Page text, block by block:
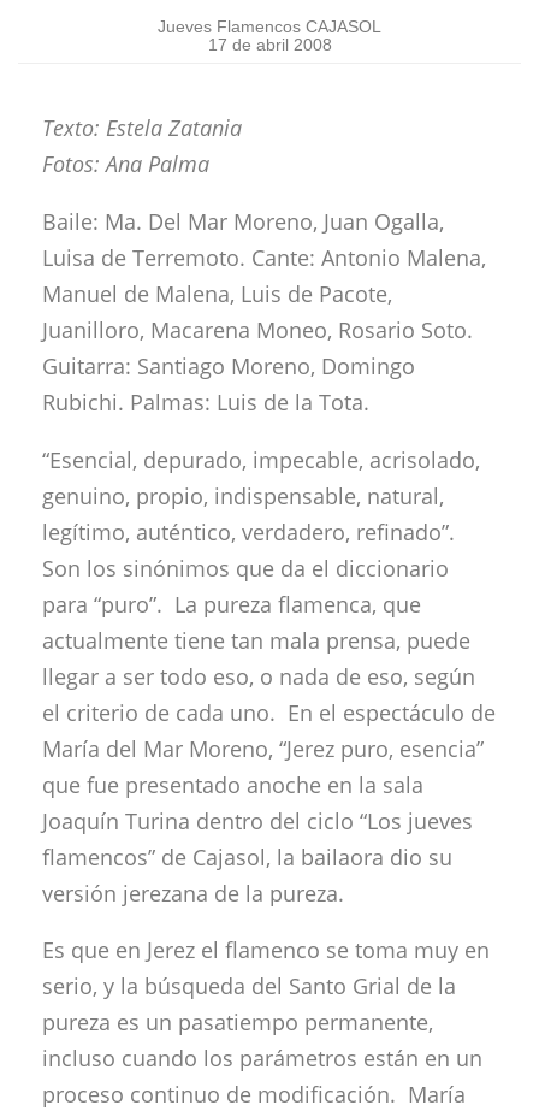
Jueves Flamencos CAJASOL
17 de abril 2008
Texto: Estela Zatania
Fotos: Ana Palma
Baile: Ma. Del Mar Moreno, Juan Ogalla,
Luisa de Terremoto. Cante: Antonio Malena,
Manuel de Malena, Luis de Pacote,
Juanilloro, Macarena Moneo, Rosario Soto.
Guitarra: Santiago Moreno, Domingo
Rubichi. Palmas: Luis de la Tota.
“Esencial, depurado, impecable, acrisolado,
genuino, propio, indispensable, natural,
legítimo, auténtico, verdadero, refinado”.
Son los sinónimos que da el diccionario
para “puro”. La pureza flamenca, que
actualmente tiene tan mala prensa, puede
llegar a ser todo eso, o nada de eso, según
el criterio de cada uno. En el espectáculo de
María del Mar Moreno, “Jerez puro, esencia”
que fue presentado anoche en la sala
Joaquín Turina dentro del ciclo “Los jueves
flamencos” de Cajasol, la bailaora dio su
versión jerezana de la pureza.
Es que en Jerez el flamenco se toma muy en
serio, y la búsqueda del Santo Grial de la
pureza es un pasatiempo permanente,
incluso cuando los parámetros están en un
proceso continuo de modificación. María